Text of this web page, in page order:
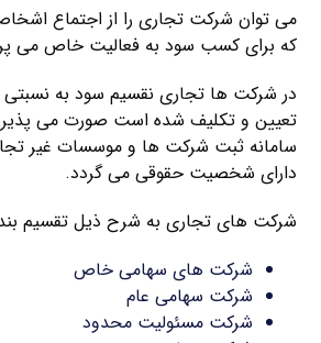
می توان شرکت تجاری را از اجتماع
که برای کسب سود به فعالیت خاص می
در شرکت ها تجاری نقسیم سود به نسبتی
تعیین و تکلیف شده است صورت می پذیرد
سامانه ثبت شرکت ها و موسسات غیر
دارای شخصیت حقوقی می گردد.
شرکت های تجاری به شرح ذیل تقسیم
شرکت های سهامی خاص
شرکت سهامی عام
شرکت مسئولیت محدود